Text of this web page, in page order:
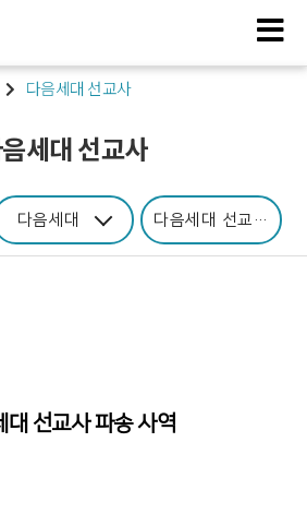
다음세대 선교사
세대 선교사
다음세대 다음세대 선교사
대 선교사 파송 사역